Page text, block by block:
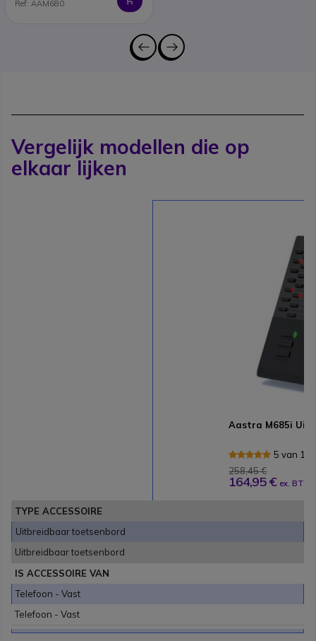
Ref: AAM680
Vergelijk modellen die op
elkaar lijken
Aastra M685i
5 van 1
258,45 €
164,95 € ex. BTW
TYPE ACCESSOIRE
Uitbreidbaar toetsenbord
Uitbreidbaar toetsenbord
IS ACCESSOIRE VAN
Telefoon - Vast
Telefoon - Vast